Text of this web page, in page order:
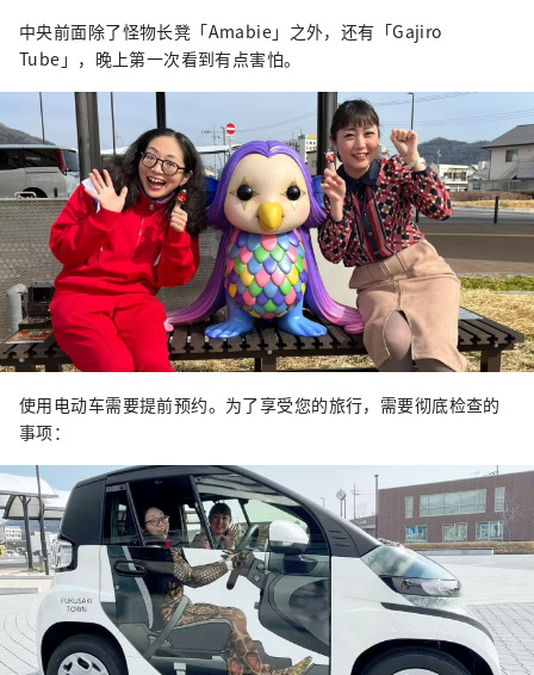
中央前面除了怪物长凳「Amabie」之外，还有「Gajiro
Tube」，晚上第一次看到有点害怕。
使用电动车需要提前预约。为了享受您的旅行，需要彻底检查的
事项：